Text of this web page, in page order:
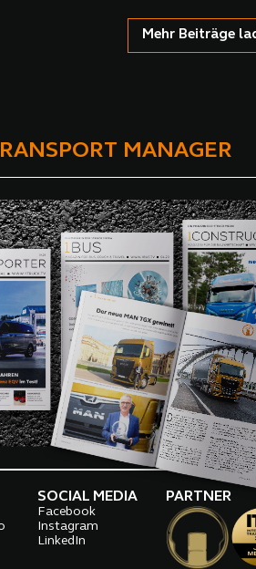
Mehr Beiträge
MANAGER
SOCIAL MEDIA
Facebook
Instagram
LinkedIn
PARTNER